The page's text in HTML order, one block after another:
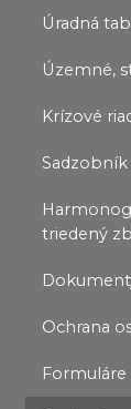
Úradná
Územné,
Krízové
triedený
Ochrana
Formuláre